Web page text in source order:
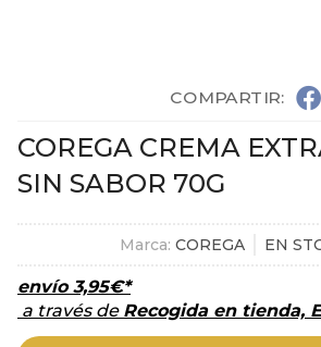
COMPARTIR:
COREGA CREMA
SIN SABOR 70G
Marca: COREGA EN
envío3,95€*
a través de Recogida en tienda,